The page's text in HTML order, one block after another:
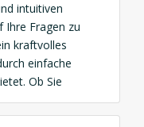
intuitiven
Fragen zu
kraftvolles
einfache
Ob Sie
Alltag treffen
Ihre Intuition